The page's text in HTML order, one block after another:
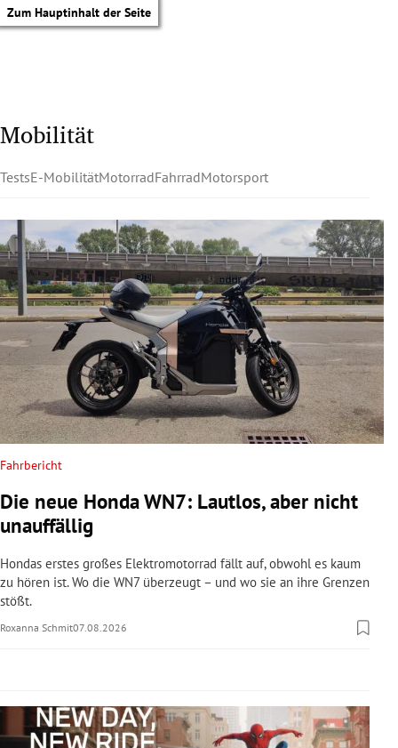
Zum Hauptinhalt der Seite
Untermenü
Untermenü
Untermenü
Untermenü
Untermenü
Untermenü
Untermenü
Mobilität
TestsE-MobilitätMotorradFahrradMotorsport
Fahrbericht
Die neue Honda WN7: Lautlos, aber nicht
unauffällig
Hondas erstes großes Elektromotorrad fällt auf, obwohl es kaum
zu hören ist. Wo die WN7 überzeugt – und wo sie an ihre Grenzen
stößt.
Roxanna Schmit07.08.2026